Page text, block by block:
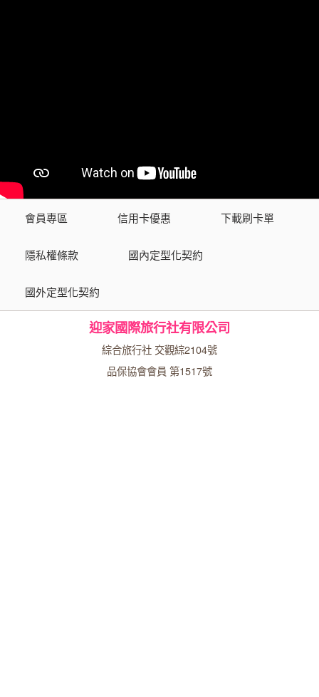
會員專區 信用卡優惠 下載刷卡單
隱私權條款 國內定型化契約
國外定型化契約
迎家國際旅行社有限公司
綜合旅行社 交觀綜2104號
品保協會會員 第1517號